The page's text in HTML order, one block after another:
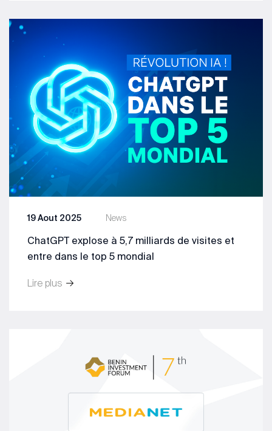
News
19 Aout 2025
ChatGPT explose à 5,7 milliards de visites et
entre dans le top 5 mondial
Lire plus